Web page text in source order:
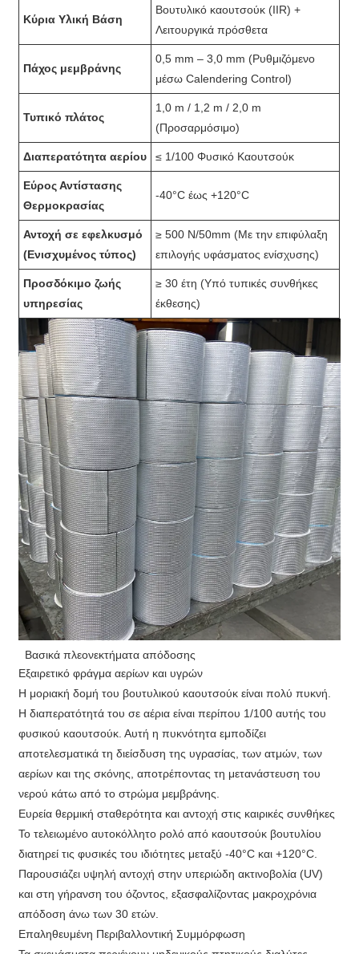
Κύρια Υλική Βάση
Βουτυλικό καουτσούκ (IIR) +
Λειτουργικά πρόσθετα
Πάχος μεμβράνης
0,5 mm – 3,0 mm (Ρυθμιζόμενο
μέσω Calendering Control)
Τυπικό πλάτος
1,0 m / 1,2 m / 2,0 m
(Προσαρμόσιμο)
Διαπερατότητα αερίου ≤ 1/100 Φυσικό Καουτσούκ
Εύρος Αντίστασης
Θερμοκρασίας
-40°C έως +120°C
Αντοχή σε εφελκυσμό
(Ενισχυμένος τύπος)
≥ 500 N/50mm (Με την επιφύλαξη
επιλογής υφάσματος ενίσχυσης)
Προσδόκιμο ζωής
υπηρεσίας
≥ 30 έτη (Υπό τυπικές συνθήκες
έκθεσης)
Βασικά πλεονεκτήματα απόδοσης
Εξαιρετικό φράγμα αερίων και υγρών
Η μοριακή δομή του βουτυλικού καουτσούκ είναι πολύ πυκνή.
Η διαπερατότητά του σε αέρια είναι περίπου 1/100 αυτής του
φυσικού καουτσούκ. Αυτή η πυκνότητα εμποδίζει
αποτελεσματικά τη διείσδυση της υγρασίας, των ατμών, των
αερίων και της σκόνης, αποτρέποντας τη μετανάστευση του
νερού κάτω από το στρώμα μεμβράνης.
Ευρεία θερμική σταθερότητα και αντοχή στις καιρικές συνθήκες
Το τελειωμένο αυτοκόλλητο ρολό από καουτσούκ βουτυλίου
διατηρεί τις φυσικές του ιδιότητες μεταξύ -40°C και +120°C.
Παρουσιάζει υψηλή αντοχή στην υπεριώδη ακτινοβολία (UV)
και στη γήρανση του όζοντος, εξασφαλίζοντας μακροχρόνια
απόδοση άνω των 30 ετών.
Επαληθευμένη Περιβαλλοντική Συμμόρφωση